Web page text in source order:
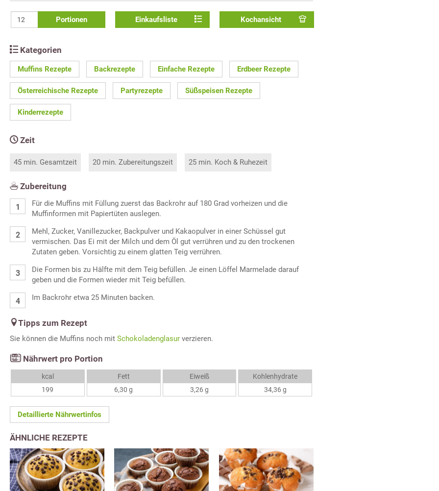
Portionen Einkaufsliste Kochansicht
Kategorien
Muffins Rezepte Backrezepte Einfache Rezepte Erdbeer Rezepte
Österreichische Rezepte Partyrezepte Süßspeisen Rezepte
Kinderrezepte
Zeit
45 min. Gesamtzeit 20 min. Zubereitungszeit 25 min. Koch & Ruhezeit
Zubereitung
Für die Muffins mit Füllung zuerst das Backrohr auf 180 Grad vorheizen und die
Muffinformen mit Papiertüten auslegen.
Mehl, Zucker, Vanillezucker, Backpulver und Kakaopulver in einer Schüssel gut
vermischen. Das Ei mit der Milch und dem Öl gut verrühren und zu den trockenen
Zutaten geben. Vorsichtig zu einem glatten Teig verrühren.
Die Formen bis zu Hälfte mit dem Teig befüllen. Je einen Löffel Marmelade darauf
geben und die Formen wieder mit Teig befüllen.
Im Backrohr etwa 25 Minuten backen.
Tipps zum Rezept
Sie können die Muffins noch mit Schokoladenglasur verzieren.
Nährwert pro Portion
kcal
199
Fett
6,30 g
Eiweiß
3,26 g
Kohlenhydrate
34,36 g
Detaillierte Nährwertinfos
ÄHNLICHE REZEPTE